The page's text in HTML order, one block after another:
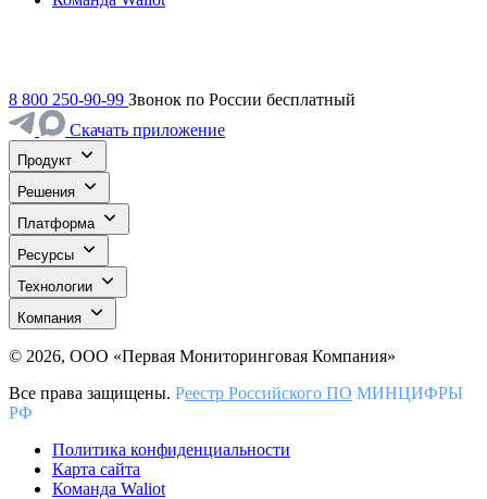
8 800 250-90-99 Звонок по России бесплатный
Скачать приложение
Продукт
Решения
Платформа
Ресурсы
Технологии
Компания
© 2026, ООО «Первая Мониторинговая Компания»
Все права защищены. Реестр Российского ПО МИНЦИФРЫ
РФ
Политика конфиденциальности
Карта сайта
Команда Waliot